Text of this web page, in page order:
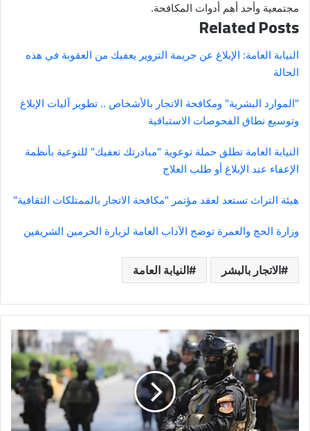
مجتمعية وأحد أهم أدوات المكافحة.
Related Posts
النيابة العامة: الإبلاغ عن جريمة التزوير يعفيك من العقوبة في هذه
الحالة
"الموارد البشرية" ومكافحة الاتجار بالأشخاص .. تطوير آليات الإبلاغ
وتوسيع نطاق الفحوصات الاستباقية
النيابة العامة تطلق حملة توعوية "مبادرتك تعفيك" للتوعية بأنظمة
الإعفاء عند الإبلاغ أو طلب العلاج
هيئة التراث تستعد لعقد مؤتمر "مكافحة الاتجار بالممتلكات الثقافية"
وزارة الحج والعمرة توضح الآداب العامة لزيارة الحرمين الشريفين
الاتجار بالبشر النيابة العامة
تنسيق
"الأسد"..
الداخلية
العراقية